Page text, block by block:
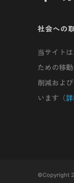
社会への
当サイト
ための移
削減およ
います（
©Copyright